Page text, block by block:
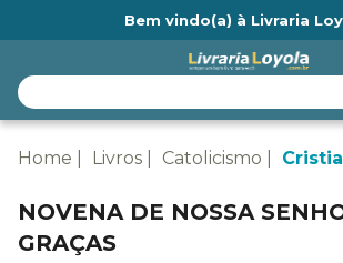
Bem vindo(a) à Livraria
Home Livros Catolicismo
NOVENA DE NOSSA
GRAÇAS